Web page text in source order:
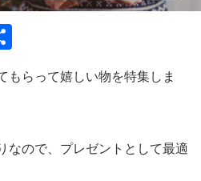
もらって嬉しい物を特集しま
なので、プレゼントとして最適